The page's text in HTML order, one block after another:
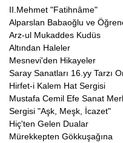
II.Mehmet "Fatihnâme"
Alparslan Babaoğlu ve
Arz-ul Mukaddes Kudüs
Altından Haleler
Mesnevi'den Hikayeler
Saray Sanatları 16.yy Tarzı
Hirfet-i Kalem Hat Sergisi
Mustafa Cemil Efe Sanat
Sergisi "Aşk, Meşk, İcazet"
Hiç'ten Gelen Dualar
Mürekkepten Gökkuşağına